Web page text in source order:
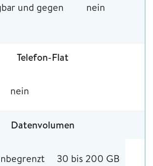
und gegen
nein
Telefon-Flat
nein
Datenvolumen
30 bis 200 GB